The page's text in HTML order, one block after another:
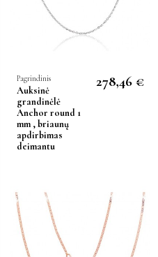
Pagrindinis
Auksinė
grandinėlė
Anchor round 1
mm , briaunų
apdirbimas
deimantu
278,46 €